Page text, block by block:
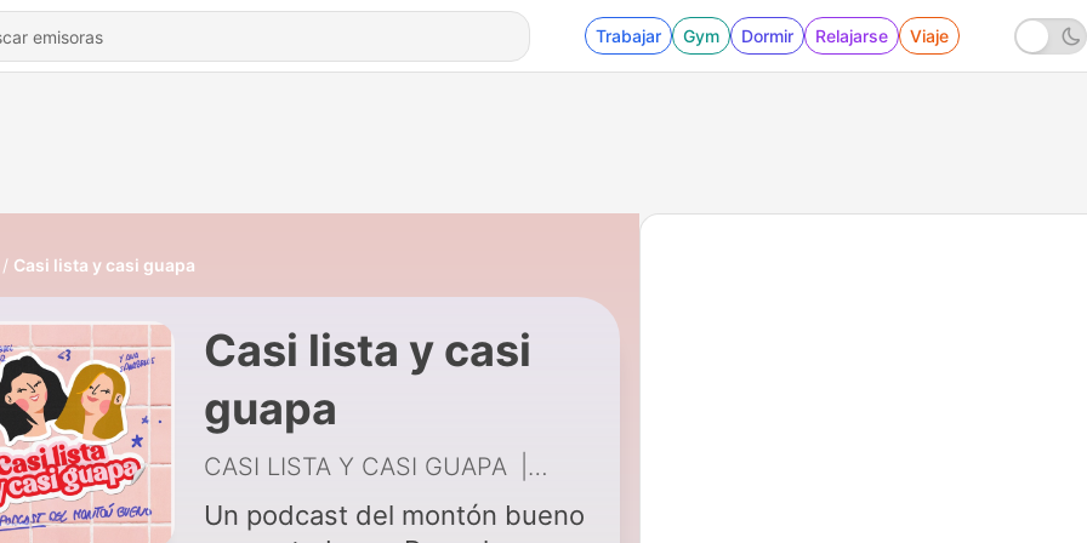
Trabajar Gym Dormir Relajarse Viaje
Casi lista y casi guapa
Casi lista y casi
guapa
CASI LISTA Y CASI GUAPA 17 - 1x17 -Érase uno de cine y películas
Un podcast del montón bueno